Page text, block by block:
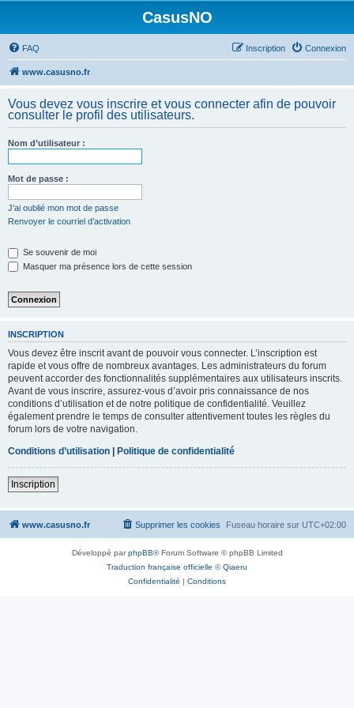
CasusNO
FAQ Connexion
Inscription
www.casusno.fr
Vous devez vous inscrire et vous connecter afin de pouvoir
consulter le profil des utilisateurs.
Nom d’utilisateur :
Mot de passe :
J’ai oublié mon mot de passe
Renvoyer le courriel d’activation
Se souvenir de moi
Masquer ma présence lors de cette session
INSCRIPTION
Vous devez être inscrit avant de pouvoir vous connecter. L’inscription est
rapide et vous offre de nombreux avantages. Les administrateurs du forum
peuvent accorder des fonctionnalités supplémentaires aux utilisateurs inscrits.
Avant de vous inscrire, assurez-vous d’avoir pris connaissance de nos
conditions d’utilisation et de notre politique de confidentialité. Veuillez
également prendre le temps de consulter attentivement toutes les règles du
forum lors de votre navigation.
Conditions d’utilisation | Politique de confidentialité
Inscription
www.casusno.fr Fuseau horaire sur UTC+02:00
Supprimer les cookies
Développé parphpBB® Forum Software © phpBB Limited
Traduction française officielle ©Qiaeru
Confidentialité | Conditions